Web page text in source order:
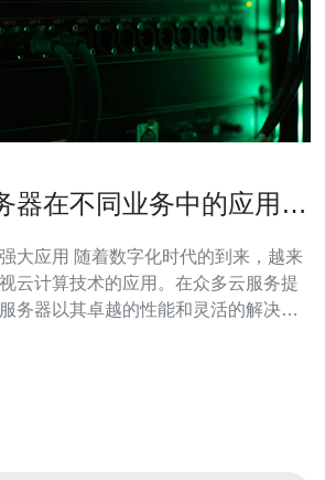
器在不同业务中的应用案
代的到来，越来
云计算技术的应用。在众多云服务提
务器以其卓越的性能和灵活的解决方
在不同业务场景中的实际应用效果。